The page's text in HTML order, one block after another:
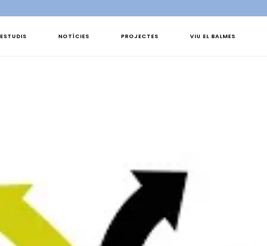
ESTUDIS NOTÍCIES PROJECTES VIU EL BALMES